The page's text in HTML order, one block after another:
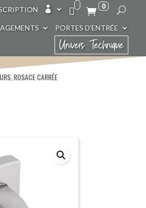
 0
PORTES D’ENTRÉE
Univers Technique
ROSACE CARRÉE